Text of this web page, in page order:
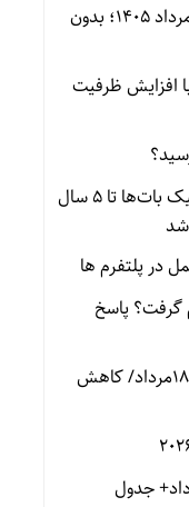
فروش فوری خودروهای وارداتی مرداد ۱۴۰۵؛ بدون
افزایش ظرفیت
اینترنت در تسخیر ربات‌ها / ترافیک بات‌ها تا ۵ سال
شد
در پلتفرم ها
گرفت؟ پاسخ
قیمت طلا و سکه امروز یکشنبه 18مرداد/ کاهش